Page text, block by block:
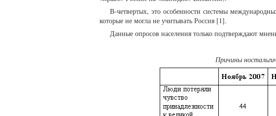
В-четвертых, это особенности системы
которые не могла не учитывать Россия [1].
Данные опросов населения только подтверждают
Причины